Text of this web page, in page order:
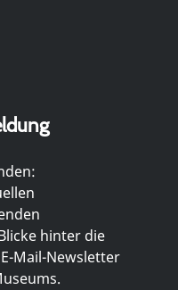
hinter die
Mail-Newsletter